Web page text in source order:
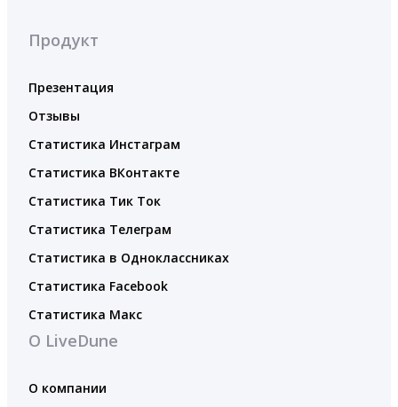
Продукт
Презентация
Отзывы
Статистика Инстаграм
Статистика ВКонтакте
Статистика Тик Ток
Статистика Телеграм
Статистика в Одноклассниках
Статистика Facebook
Статистика Макс
О LiveDune
О компании